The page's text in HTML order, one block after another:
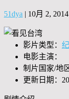
51dya | 10月 2, 2014
影片类型：
电影主演：
制片国家/地
更新日期：